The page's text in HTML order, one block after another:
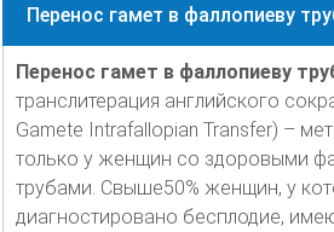
Перенос гамет в фаллопиеву
Перенос гамет в фаллопиеву
транслитерация английского
Gamete Intrafallopian Transfer) –
только у женщин со здоровыми
трубами. Свыше50% женщин, у
диагностировано бесплодие,